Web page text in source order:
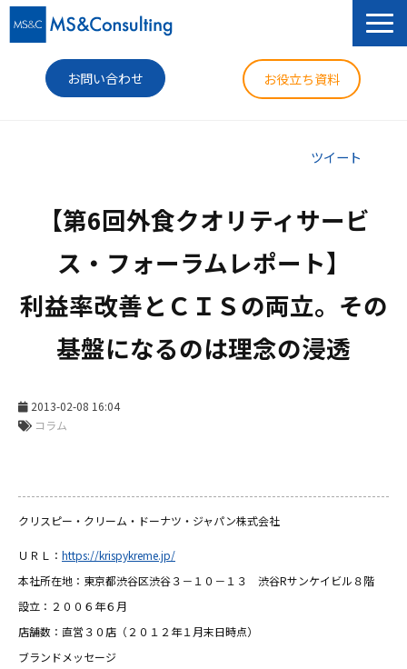
お問い合わせ お役立ち資料
導入事例
ニュース
企業情報
ツイート
【第6回外食クオリティサービ
ス・フォーラムレポート】
利益率改善とＣＩＳの両立。その
基盤になるのは理念の浸透
2013-02-08 16:04
コラム
クリスピー・クリーム・ドーナツ・ジャパン株式会社
ＵＲＬ： https://krispykreme.jp/
本社所在地：東京都渋谷区渋谷３－１０－１３ 渋谷Rサンケイビル８階
設立：２００６年６月
店舗数：直営３０店（２０１２年１月末日時点）
ブランドメッセージ